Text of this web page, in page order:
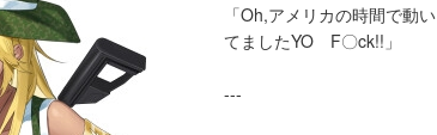
「Oh,アメリカの時間で動い
てましたYO F〇ck!!」
---